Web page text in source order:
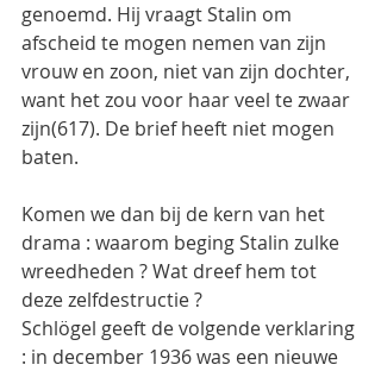
genoemd. Hij vraagt Stalin om
afscheid te mogen nemen van zijn
vrouw en zoon, niet van zijn dochter,
want het zou voor haar veel te zwaar
zijn(617). De brief heeft niet mogen
baten.
Komen we dan bij de kern van het
drama : waarom beging Stalin zulke
wreedheden ? Wat dreef hem tot
deze zelfdestructie ?
Schlögel geeft de volgende verklaring
: in december 1936 was een nieuwe